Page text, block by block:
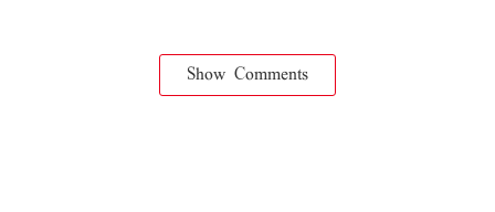
Show Comments